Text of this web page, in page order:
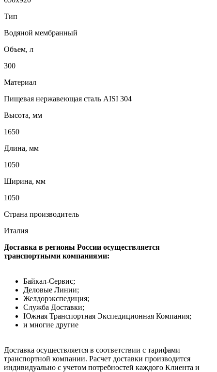
Тип
Водяной мембранный
Объем, л
300
Материал
Пищевая нержавеющая сталь AISI 304
Высота, мм
1650
Длина, мм
1050
Ширина, мм
1050
Страна производитель
Италия
Доставка в регионы России осуществляется
транспортными компаниями:
Байкал-Сервис;
Деловые Линии;
Желдорэкспедиция;
Служба Доставки;
Южная Транспортная Экспедиционная Компания;
и многие другие
Доставка осуществляется в соответствии с тарифами
транспортной компании. Расчет доставки производится
индивидуально с учетом потребностей каждого Клиента и